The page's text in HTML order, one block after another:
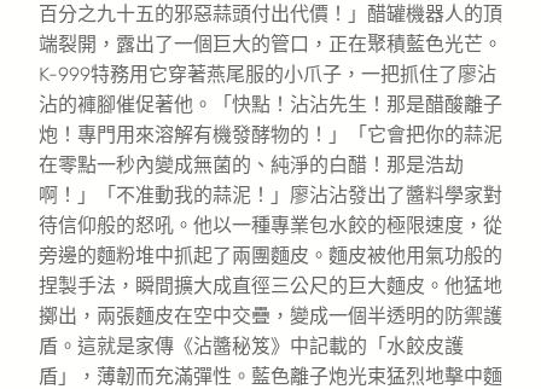
百分之九十五的邪惡蒜頭付出代價！」醋罐機器人的頂
端裂開，露出了一個巨大的管口，正在聚積藍色光芒。
K-999特務用它穿著燕尾服的小爪子，一把抓住了廖沾
沾的褲腳催促著他。「快點！沾沾先生！那是醋酸離子
炮！專門用來溶解有機發酵物的！」「它會把你的蒜泥
在零點一秒內變成無菌的、純淨的白醋！那是浩劫
啊！」「不准動我的蒜泥！」廖沾沾發出了醬料學家對
待信仰般的怒吼。他以一種專業包水餃的極限速度，從
旁邊的麵粉堆中抓起了兩團麵皮。麵皮被他用氣功般的
捏製手法，瞬間擴大成直徑三公尺的巨大麵皮。他猛地
擲出，兩張麵皮在空中交疊，變成一個半透明的防禦護
盾。這就是家傳《沾醬秘笈》中記載的「水餃皮護
盾」，薄韌而充滿彈性。藍色離子炮光束猛烈地擊中麵